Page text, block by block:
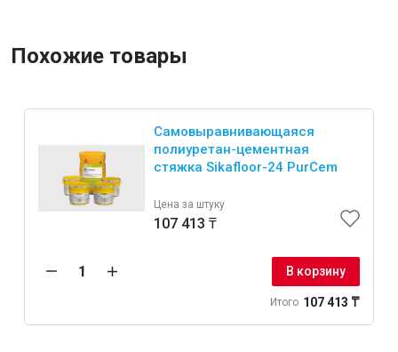
Похожие товары
Самовыравнивающаяся
полиуретан-цементная
стяжка Sikafloor-24 PurCem
Цена за штуку
107 413 ₸
В корзину
Итого 107 413 ₸